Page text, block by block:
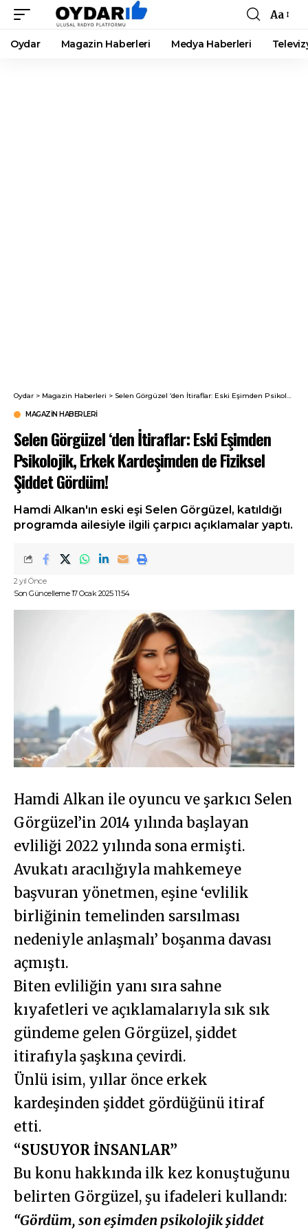
Font
Resizer
Aa
Oydar Magazin Haberleri Medya Haberleri
Oydar > Magazin Haberleri > Selen Görgüzel ‘den İtiraflar: Eski Eşimden Psikolojik, Erkek Kardeşimden de Fiziksel Şiddet Gördüm!
MAGAZIN HABERLERI
Selen Görgüzel ‘den İtiraflar: Eski Eşimden
Psikolojik, Erkek Kardeşimden de Fiziksel
Şiddet Gördüm!
Hamdi Alkan'ın eski eşi Selen Görgüzel, katıldığı
programda ailesiyle ilgili çarpıcı açıklamalar yaptı.
Son Güncelleme 17 Ocak 2025 11:54
2 yıl Önce
Hamdi Alkan ile oyuncu ve şarkıcı Selen
Görgüzel’in 2014 yılında başlayan
evliliği 2022 yılında sona ermişti.
Avukatı aracılığıyla mahkemeye
başvuran yönetmen, eşine ‘evlilik
birliğinin temelinden sarsılması
nedeniyle anlaşmalı’ boşanma davası
açmıştı.
Biten evliliğin yanı sıra sahne
kıyafetleri ve açıklamalarıyla sık sık
gündeme gelen Görgüzel, şiddet
itirafıyla şaşkına çevirdi.
Ünlü isim, yıllar önce erkek
kardeşinden şiddet gördüğünü itiraf
etti.
“SUSUYOR İNSANLAR”
Bu konu hakkında ilk kez konuştuğunu
belirten Görgüzel, şu ifadeleri kullandı:
“Gördüm, son eşimden psikolojik şiddet